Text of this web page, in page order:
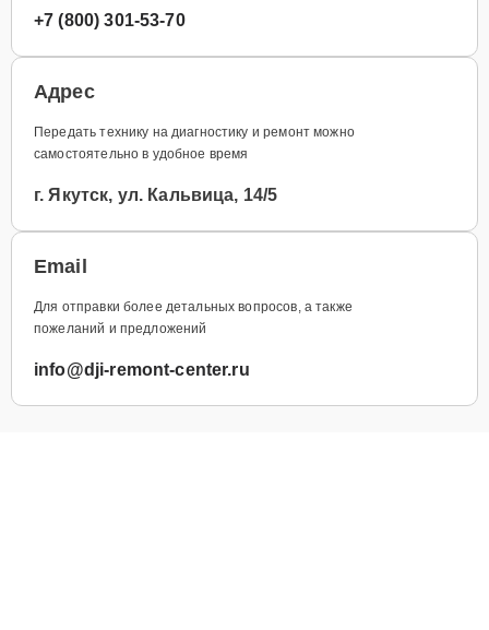
+7 (800) 301-53-70
Адрес
Передать технику на диагностику и ремонт можно
самостоятельно в удобное время
г. Якутск, ул. Кальвица, 14/5
Email
Для отправки более детальных вопросов, а также
пожеланий и предложений
info@dji-remont-center.ru